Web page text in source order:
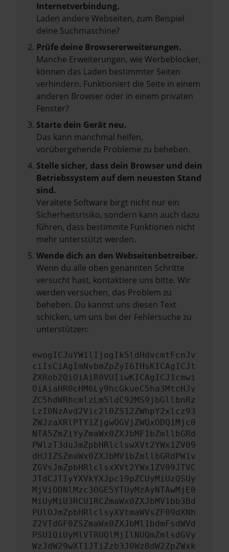
Internetverbindung.
Laden andere Webseiten, zum Beispiel
deine Suchmaschine?
Prüfe deine Browsererweiterungen.
Manche Erweiterungen, wie Werbeblocker,
können das Laden bestimmter Seiten
verhindern. Funktioniert die Seite in einem
anderen Browser oder in einem privaten
Fenster?
Starte dein Gerät neu.
Das kann manchmal helfen,
vorübergehende Probleme zu beheben.
Stelle sicher, dass dein Browser und dein
Betriebssystem auf dem neuesten Stand
sind.
Veraltete Software birgt nicht nur ein
Sicherheitsrisiko, sondern kann auch dazu
führen, dass bestimmte Funktionen nicht
mehr unterstützt werden.
Wende dich an den Webseitenbetreiber.
Wenn du alle oben genannten Schritte
versucht hast, kontaktiere uns bitte. Wir
werden versuchen, das Problem zu
beheben. Du kannst uns diesen Text
schicken, um uns bei der Fehlersuche zu
unterstützen:
ewogICJuYW1lIjogIk5ldHdvcmtFcnJv
ciIsCiAgImNvbmZpZyI6IHsKICAgICJt
ZXRob2QiOiAiR0VUIiwKICAgICJ1cmwi
OiAiaHR0cHM6Ly9hcGkueC5ha3MtcHJv
ZC5hdWRhcmlzLm5ldC92MS9jbGllbnRz
LzI0NzAvd2Vic2l0ZS12ZWhpY2xlcz93
ZWJzaXRlPTY1ZjgwOGVjZWQxODQ1Mjc0
NTA5ZmZiYyZmaWx0ZXJbMF1bZmllbGRd
PWlzT3duJmZpbHRlclswXVt2YWx1ZV09
dHJ1ZSZmaWx0ZXJbMV1bZmllbGRdPW1v
ZGVsJmZpbHRlclsxXVt2YWx1ZV09JTVC
JTdCJTIyYXVkYXJpc19pZCUyMiUzQSUy
MjViODNlMzc3OGE5YTUyMzAyNTAwMjE0
MiUyMiU3RCU1RCZmaWx0ZXJbMV1bb3Bd
PUlOJmZpbHRlclsyXVtmaWVsZF09dXNh
Z2VTdGF0ZSZmaWx0ZXJbMl1bdmFsdWVd
PSU1QiUyMlVTRUQlMjIlNUQmZmlsdGVy
WzJdW29wXT1JTiZzb3J0WzBdW2ZpZWxk